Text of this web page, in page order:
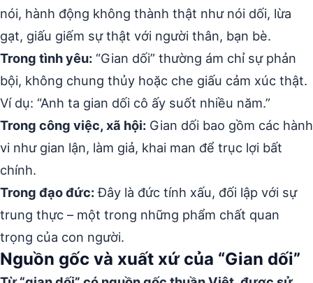
nói, hành động không thành thật như nói dối, lừa
gạt, giấu giếm sự thật với người thân, bạn bè.
Trong tình yêu: “Gian dối” thường ám chỉ sự phản
bội, không chung thủy hoặc che giấu cảm xúc thật.
Ví dụ: “Anh ta gian dối cô ấy suốt nhiều năm.”
Trong công việc, xã hội: Gian dối bao gồm các hành
vi như gian lận, làm giả, khai man để trục lợi bất
chính.
Trong đạo đức:Đây là đức tính xấu, đối lập với sự
trung thực – một trong những phẩm chất quan
trọng của con người.
Nguồn gốc và xuất xứ của “Gian dối”